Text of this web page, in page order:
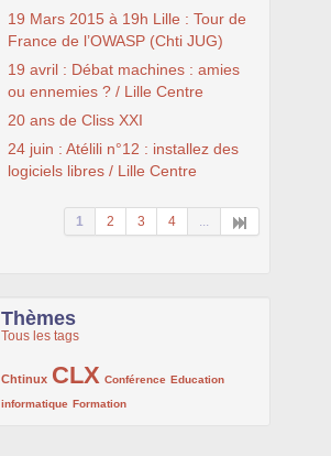
19 Mars 2015 à 19h Lille : Tour de
France de l’OWASP (Chti JUG)
19 avril : Débat machines : amies
ou ennemies ? / Lille Centre
20 ans de Cliss XXI
24 juin : Atélili n°12 : installez des
logiciels libres / Lille Centre
1 2 3 4 ...
Thèmes
Tous les tags
Chtinux
222/1002CLX
1002/1002 Conférence
132/1002
Education
informatique
119/1002 Formation
168/1002